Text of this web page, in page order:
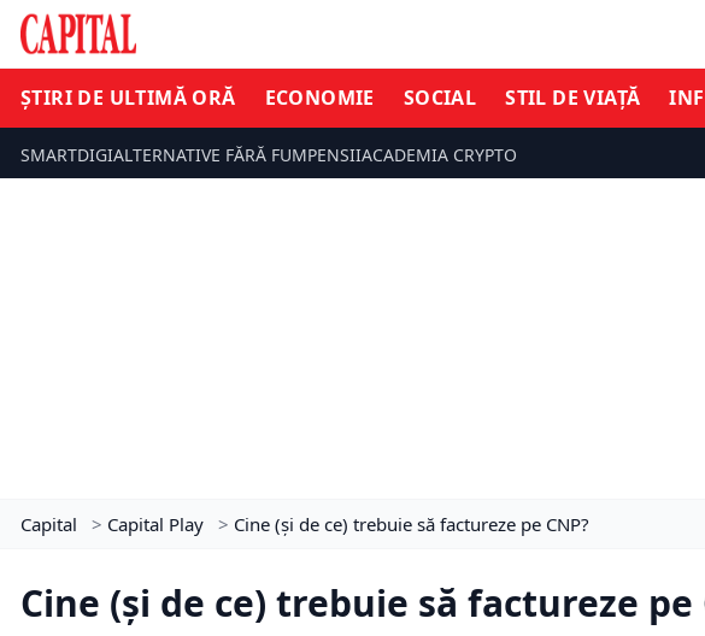
ȘTIRI DE ULTIMĂ ORĂ ECONOMIE SOCIAL STIL DE VIAȚĂ
SMARTDIGIALTERNATIVE FĂRĂ FUMPENSIIACADEMIA CRYPTO
Capital > Capital Play > Cine (și de ce) trebuie să factureze pe CNP?
Cine (și de ce) trebuie să factureze pe